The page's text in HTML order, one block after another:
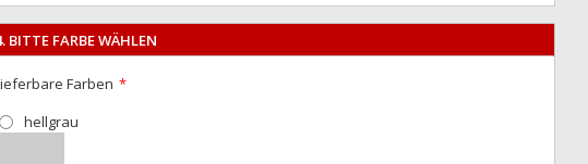
BITTE FARBE WÄHLEN
Farben
hellgrau